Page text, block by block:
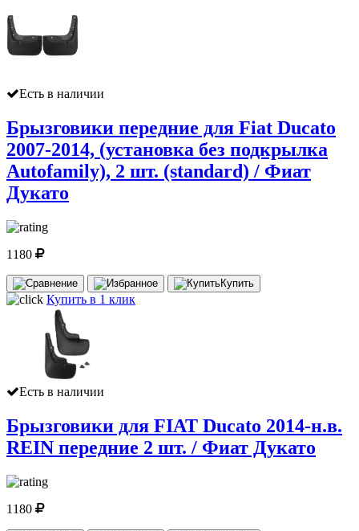
Есть в наличии
Брызговики передние для Fiat Ducato
2007-2014, (установка без подкрылка
Autofamily), 2 шт. (standard) / Фиат
Дукато
1180
Купить
Купить в 1 клик
Есть в наличии
Брызговики для FIAT Ducato 2014-н.в.
REIN передние 2 шт. / Фиат Дукато
1180